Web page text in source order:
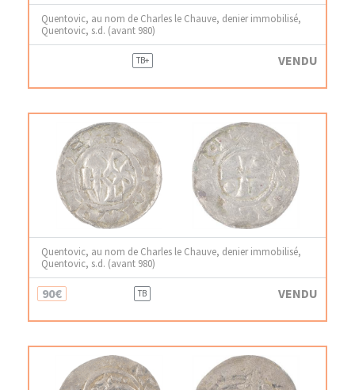
Quentovic, au nom de Charles le Chauve, denier immobilisé,
Quentovic, s.d. (avant 980)
TB+ VENDU
Quentovic, au nom de Charles le Chauve, denier immobilisé,
Quentovic, s.d. (avant 980)
90€ TB VENDU